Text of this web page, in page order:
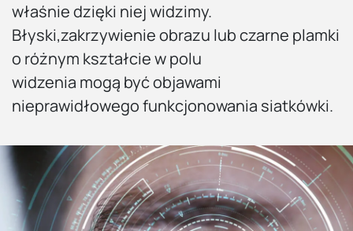
właśnie dzięki niej widzimy.
Błyski,zakrzywienie obrazu lub czarne plamki
o różnym kształcie w polu
widzenia mogą być objawami
nieprawidłowego funkcjonowania siatkówki.